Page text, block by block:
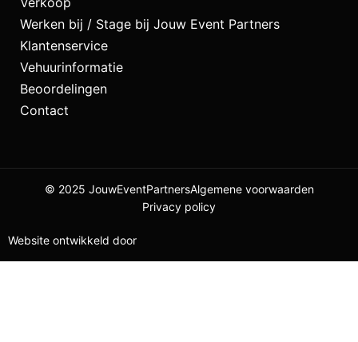
Werken bij / Stage bij Jouw Event Partners
Klantenservice
Vehuurinformatie
Beoordelingen
Contact
© 2025 JouwEventPartnersAlgemene voorwaarden
Privacy policy
Website ontwikkeld door